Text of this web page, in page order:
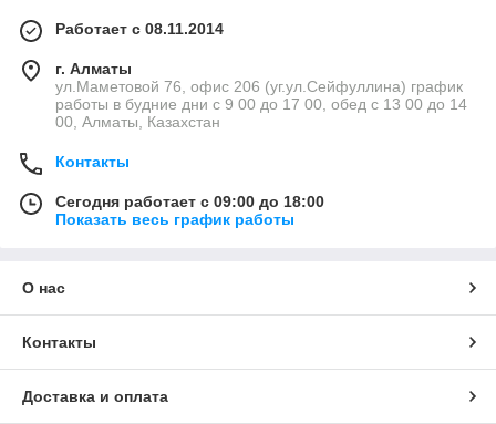
Работает с 08.11.2014
г. Алматы
ул.Маметовой 76, офис 206 (уг.ул.Сейфуллина) график
работы в будние дни с 9 00 до 17 00, обед с 13 00 до 14
00, Алматы, Казахстан
Контакты
Сегодня работает с 09:00 до 18:00
Показать весь график работы
О нас
Контакты
Доставка и оплата